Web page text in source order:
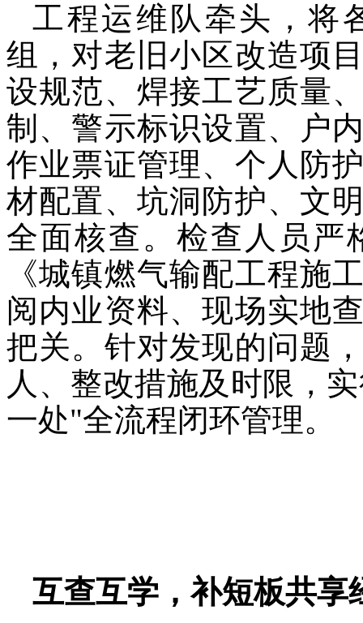
工程运维队牵头，将
组，对老旧小区改造项
设规范、焊接工艺质量
制、警示标识设置、户
作业票证管理、个人防
材配置、坑洞防护、文
全面核查。检查人员严
《城镇燃气输配工程施
阅内业资料、现场实地
把关。针对发现的问题
人、整改措施及时限，
一处"全流程闭环管理。
互查互学，补短板共享